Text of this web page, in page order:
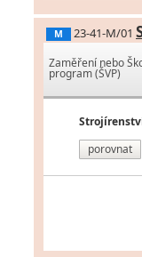
M 23-41-M/01
Zaměření nebo
program (ŠVP)
porovnat